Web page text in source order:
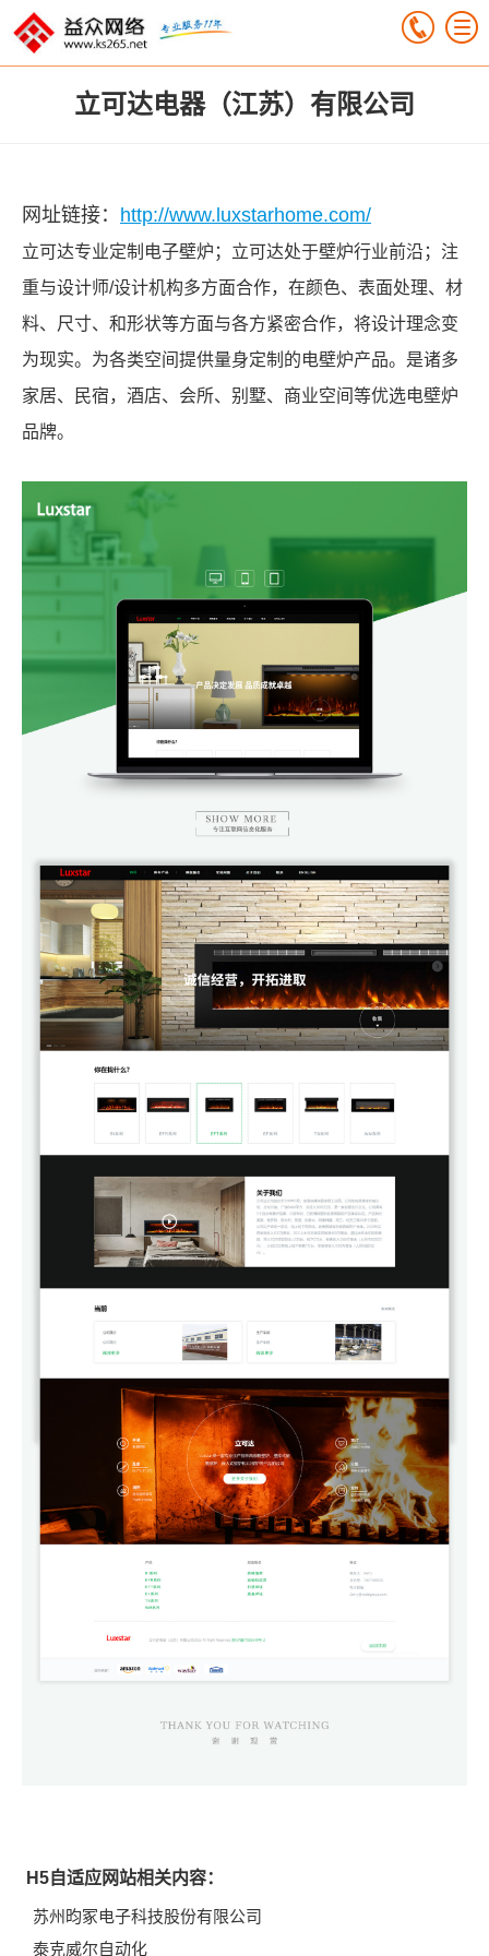
立可达电器（江苏）有限公司
网址链接： http://www.luxstarhome.com/
立可达专业定制电子壁炉；立可达处于壁炉行业前沿；注
重与设计师/设计机构多方面合作，在颜色、表面处理、材
料、尺寸、和形状等方面与各方紧密合作，将设计理念变
为现实。为各类空间提供量身定制的电壁炉产品。是诸多
家居、民宿，酒店、会所、别墅、商业空间等优选电壁炉
品牌。
H5自适应网站相关内容：
苏州昀冢电子科技股份有限公司
泰克威尔自动化